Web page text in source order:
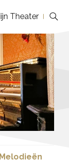
Theater